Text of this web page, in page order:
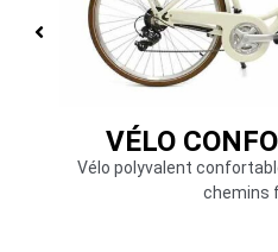
VÉLO
Vélo polyvalent
chemins